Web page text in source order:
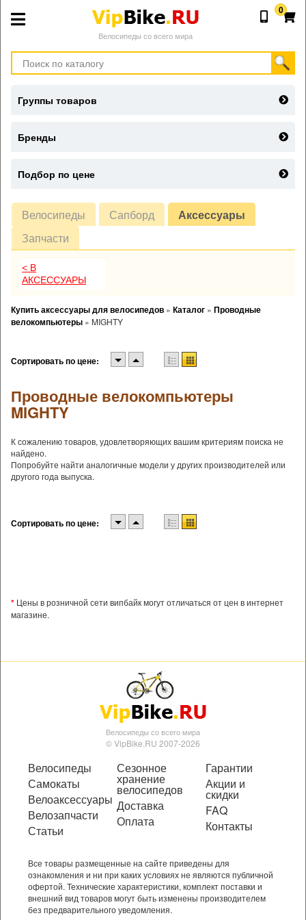
Велосипеды со всего мира
0
Велосипеды Сапборд
Аксессуары
Запчасти
< В
АКСЕССУАРЫ
Купить аксессуары для велосипедов » Каталог » Проводные
велокомпьютеры » MIGHTY
Сортировать по цене:
Проводные велокомпьютеры
MIGHTY
К сожалению товаров, удовлетворяющих вашим критериям поиска не
найдено.
Попробуйте найти аналогичные модели у других производителей или
другого года выпуска.
Сортировать по цене:
* Цены в розничной сети випбайк могут отличаться от цен в интернет
магазине.
Группы товаров
Бренды
Подбор по цене
Велосипеды со всего мира
© VipBike.RU 2007-2026
Велосипеды
Самокаты
Велоаксессуары
Велозапчасти
Статьи
Сезонное
хранение
велосипедов
Доставка
Оплата
Гарантии
Акции и
скидки
FAQ
Контакты
Все товары размещенные на сайте приведены для
ознакомления и ни при каких условиях не являются публичной
офертой. Технические характеристики, комплект поставки и
внешний вид товаров могут быть изменены производителем
без предварительного уведомления.